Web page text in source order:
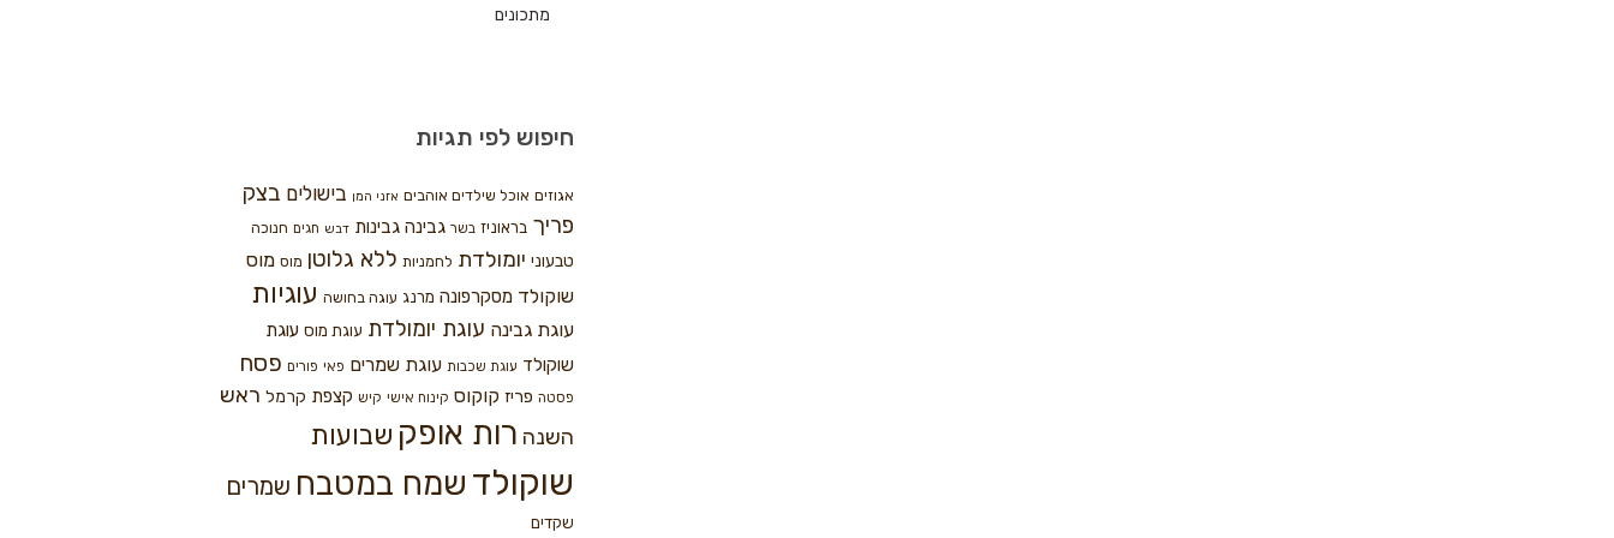
מתכונים
חיפוש לפי תגיות
אגוזים אוכל שילדים אוהבים אזני המן בישולים בצק
פריך בראוניז בשר גבינה גבינות דבש חגים חנוכה
טבעוני יומולדת לחמניות ללא גלוטן מוס מוס
שוקולד מסקרפונה מרנג עוגה בחושה עוגיות
עוגת גבינה עוגת יומולדת עוגת מוס עוגת
שוקולד עוגת שכבות עוגת שמרים פאי פורים פסח
פסטה פריז קוקוס קינוח אישי קיש קצפת קרמל ראש
השנה רות אופק שבועות
שוקולד שמח במטבח שמרים
שקדים